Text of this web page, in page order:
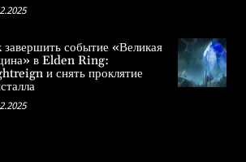
завершить событие «Великая
в Elden Ring:
и снять проклятие